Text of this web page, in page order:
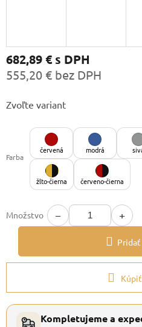
682,89 €s DPH
555,20 € bez DPH
cena:
Zvoľte variant
Farba
červená modrá
žlto-čierna červeno-čierna
Množstvo − +
Pridať
Kompletujeme a